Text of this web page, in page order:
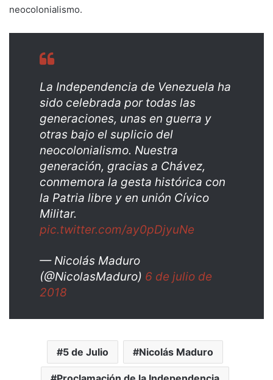
neocolonialismo.
La Independencia de Venezuela ha
sido celebrada por todas las
generaciones, unas en guerra y
otras bajo el suplicio del
neocolonialismo. Nuestra
generación, gracias a Chávez,
conmemora la gesta histórica con
la Patria libre y en unión Cívico
Militar.
pic.twitter.com/ay0pDjyuNe
— Nicolás Maduro
(@NicolasMaduro) 6 de julio de
2018
5 de Julio Nicolás Maduro